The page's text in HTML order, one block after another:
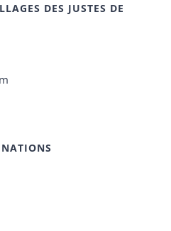
DES JUSTES DE